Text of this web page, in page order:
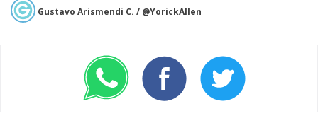
Este regreso nuevamente será
comprometiéndose a adaptar
toda la historia restante del
Gustavo Arismendi C. / @YorickAllen